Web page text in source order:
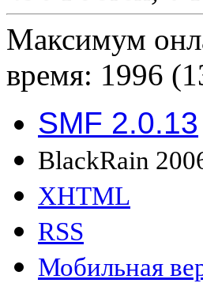
Максимум
время: 1996
SMF 2.0.13
BlackRain
XHTML
RSS
Мобильная